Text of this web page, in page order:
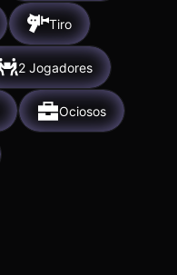
Tiro
2 Jogadores
Ociosos